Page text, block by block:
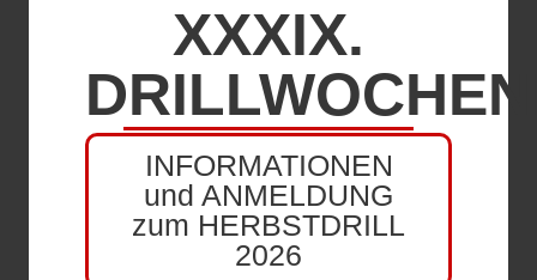
XXXIX.
INFORMATIONEN
und ANMELDUNG
zum HERBSTDRILL
2026